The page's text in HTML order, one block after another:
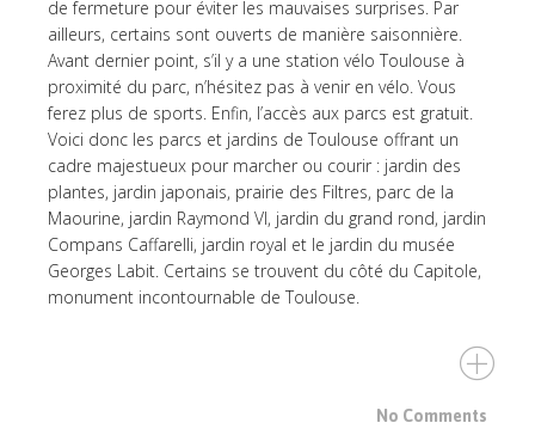
de fermeture pour éviter les mauvaises surprises. Par
ailleurs, certains sont ouverts de manière saisonnière.
Avant dernier point, s’il y a une station vélo Toulouse à
proximité du parc, n’hésitez pas à venir en vélo. Vous
ferez plus de sports. Enfin, l’accès aux parcs est gratuit.
Voici donc les parcs et jardins de Toulouse offrant un
cadre majestueux pour marcher ou courir : jardin des
plantes, jardin japonais, prairie des Filtres, parc de la
Maourine, jardin Raymond VI, jardin du grand rond, jardin
Compans Caffarelli, jardin royal et le jardin du musée
Georges Labit. Certains se trouvent du côté du Capitole,
monument incontournable de Toulouse.
No Comments